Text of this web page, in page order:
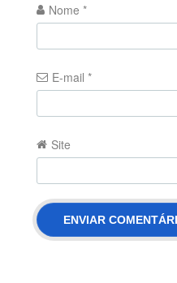
Nome *
E-mail *
Site